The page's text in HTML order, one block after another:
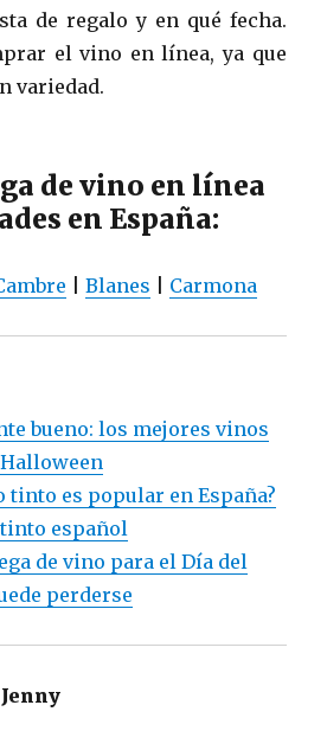
de regalo y en qué fecha.
el vino en línea, ya que
variedad.
de vino en línea
en España:
|Blanes Carmona
bueno: los mejores vinos
tinto es popular en España?
español
de vino para el Día del
perderse
Jenny